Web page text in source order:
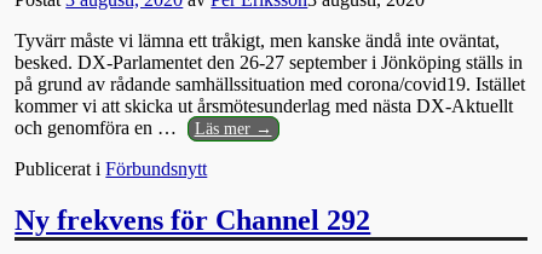
Tyvärr måste vi lämna ett tråkigt, men kanske ändå inte oväntat,
besked. DX-Parlamentet den 26-27 september i Jönköping ställs in
på grund av rådande samhällssituation med corona/covid19. Istället
kommer vi att skicka ut årsmötesunderlag med nästa DX-Aktuellt
och genomföra en … Läs mer →
Publicerat i Förbundsnytt
Ny frekvens för Channel 292